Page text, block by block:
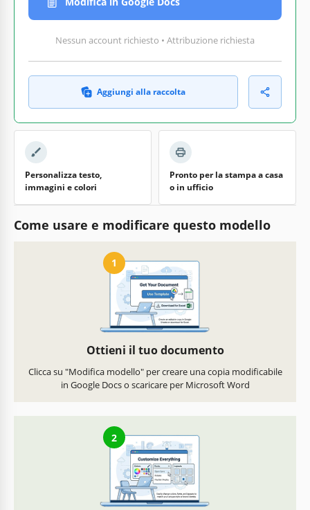
Nessun account richiesto • Attribuzione richiesta
Aggiungi alla raccolta
Personalizza testo,
immagini e colori
Pronto per la stampa a casa
o in ufficio
Come usare e modificare questo modello
1
Ottieni il tuo documento
Clicca su "Modifica modello" per creare una copia modificabile
in Google Docs o scaricare per Microsoft Word
2